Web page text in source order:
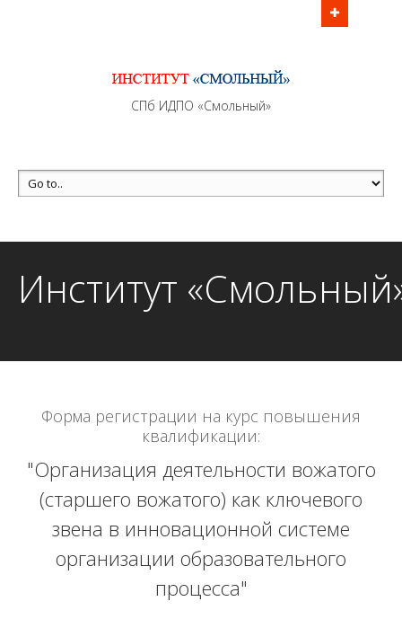
перерывов в рабочие дни с 9:00 до 21:00 МСК
MAX +7 (981) 190-30-30
mail@institutsmolnyj.ru
СПб ИДПО «Смольный»
Институт
Форма регистрации на курс повышения
квалификации:
"Организация деятельности вожатого
(старшего вожатого) как ключевого
звена в инновационной системе
организации образовательного
процесса"